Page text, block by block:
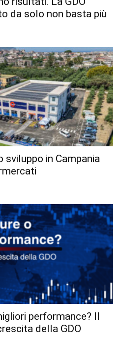
da solo non basta più
in Campania
performance? Il
della GDO